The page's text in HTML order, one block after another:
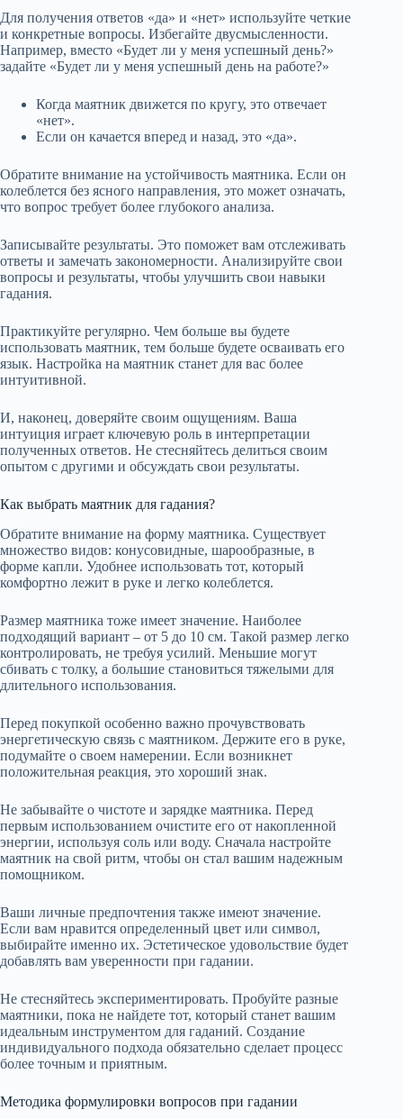
Для получения ответов «да» и «нет» используйте четкие
и конкретные вопросы. Избегайте двусмысленности.
Например, вместо «Будет ли у меня успешный день?»
задайте «Будет ли у меня успешный день на работе?»
Когда маятник движется по кругу, это отвечает
«нет».
Если он качается вперед и назад, это «да».
Обратите внимание на устойчивость маятника. Если он
колеблется без ясного направления, это может означать,
что вопрос требует более глубокого анализа.
Записывайте результаты. Это поможет вам отслеживать
ответы и замечать закономерности. Анализируйте свои
вопросы и результаты, чтобы улучшить свои навыки
гадания.
Практикуйте регулярно. Чем больше вы будете
использовать маятник, тем больше будете осваивать его
язык. Настройка на маятник станет для вас более
интуитивной.
И, наконец, доверяйте своим ощущениям. Ваша
интуиция играет ключевую роль в интерпретации
полученных ответов. Не стесняйтесь делиться своим
опытом с другими и обсуждать свои результаты.
Как выбрать маятник для гадания?
Обратите внимание на форму маятника. Существует
множество видов: конусовидные, шарообразные, в
форме капли. Удобнее использовать тот, который
комфортно лежит в руке и легко колеблется.
Размер маятника тоже имеет значение. Наиболее
подходящий вариант – от 5 до 10 см. Такой размер легко
контролировать, не требуя усилий. Меньшие могут
сбивать с толку, а большие становиться тяжелыми для
длительного использования.
Перед покупкой особенно важно прочувствовать
энергетическую связь с маятником. Держите его в руке,
подумайте о своем намерении. Если возникнет
положительная реакция, это хороший знак.
Не забывайте о чистоте и зарядке маятника. Перед
первым использованием очистите его от накопленной
энергии, используя соль или воду. Сначала настройте
маятник на свой ритм, чтобы он стал вашим надежным
помощником.
Ваши личные предпочтения также имеют значение.
Если вам нравится определенный цвет или символ,
выбирайте именно их. Эстетическое удовольствие будет
добавлять вам уверенности при гадании.
Не стесняйтесь экспериментировать. Пробуйте разные
маятники, пока не найдете тот, который станет вашим
идеальным инструментом для гаданий. Создание
индивидуального подхода обязательно сделает процесс
более точным и приятным.
Методика формулировки вопросов при гадании